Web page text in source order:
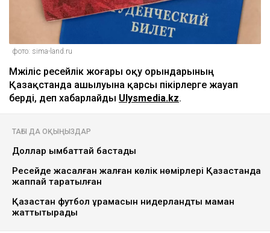
фото: sima-land.ru
Мәжіліс ресейлік жоғары оқу орындарының
Қазақстанда ашылуына қарсы пікірлерге жауап
берді, деп хабарлайды Ulysmedia.kz.
ТАҒЫ ДА ОҚЫҢЫЗДАР
Доллар қымбаттай бастады
Ресейде жасалған жалған көлік нөмірлері Қазақстанда
жаппай таратылған
Қазақстан футбол құрамасын нидерландтық маман
жаттықтырады